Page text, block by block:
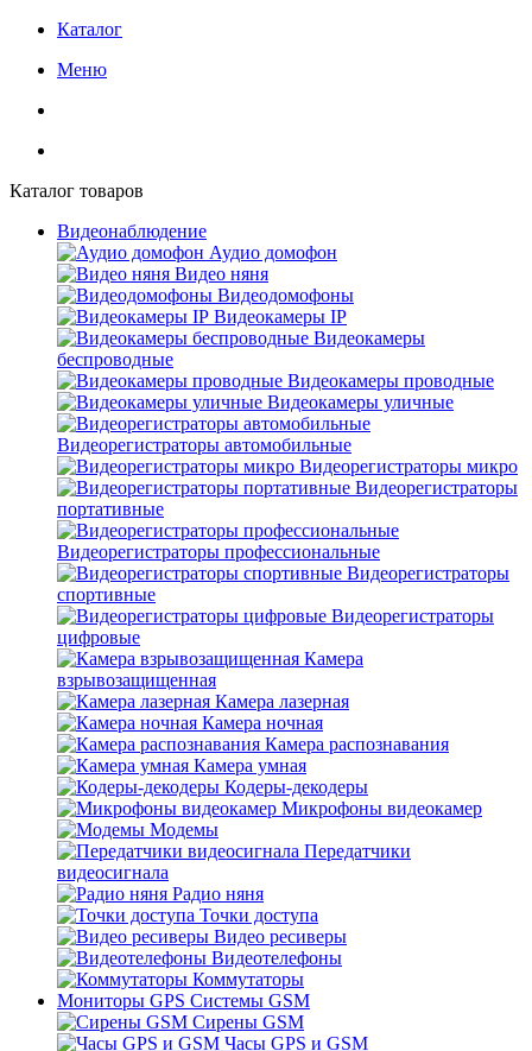
Каталог
Меню
Каталог товаров
Видеонаблюдение
Аудио домофон
Видео няня
Видеодомофоны
Видеокамеры IP
Видеокамеры
беспроводные
Видеокамеры проводные
Видеокамеры уличные
Видеорегистраторы автомобильные
Видеорегистраторы микро
Видеорегистраторы
портативные
Видеорегистраторы профессиональные
Видеорегистраторы
спортивные
Видеорегистраторы
цифровые
Камера
взрывозащищенная
Камера лазерная
Камера ночная
Камера распознавания
Камера умная
Кодеры-декодеры
Микрофоны видеокамер
Модемы
Передатчики
видеосигнала
Радио няня
Точки доступа
Видео ресиверы
Видеотелефоны
Коммутаторы
Мониторы GPS Системы GSM
Сирены GSM
Часы GPS и GSM